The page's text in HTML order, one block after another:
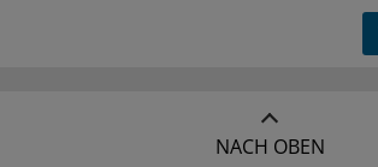
NACH OBEN